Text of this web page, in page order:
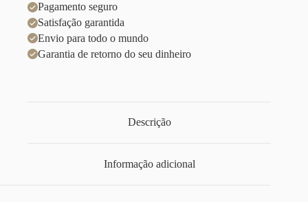
Pagamento seguro
Satisfação garantida
Envio para todo o mundo
Garantia de retorno do seu dinheiro
Descrição
Informação adicional